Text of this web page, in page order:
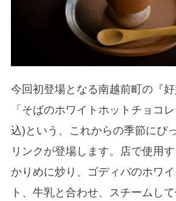
今回初登場となる南越前町の『好
「そばのホワイトホットチョコ
込)という、これからの季節にぴ
リンクが登場します。店で使用
かりめに炒り、ゴディバのホワ
ト、牛乳と合わせ、スチームし